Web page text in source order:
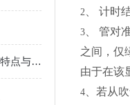
简单谈谈校园自动气象站的特点与功能
2 、 计时
3 、 管对
之间，仅
由于在该
4 、若从